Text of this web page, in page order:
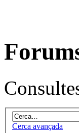
Cerca avançada